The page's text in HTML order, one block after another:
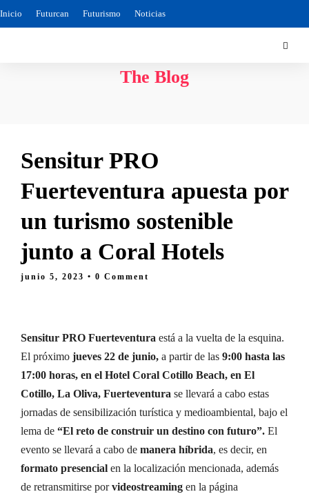
Inicio Futurcan Futurismo Noticias
The Blog
Sensitur PRO
Fuerteventura apuesta por
un turismo sostenible
junto a Coral Hotels
junio 5, 2023 • 0 Comment
Sensitur PRO Fuerteventura está a la vuelta de la esquina.
El próximo jueves 22 de junio, a partir de las 9:00 hasta las
17:00 horas, en el Hotel Coral Cotillo Beach, en El
Cotillo, La Oliva, Fuerteventura se llevará a cabo estas
jornadas de sensibilización turística y medioambiental, bajo el
lema de “El reto de construir un destino con futuro”. El
evento se llevará a cabo de manera híbrida, es decir, en
formato presencial en la localización mencionada, además
de retransmitirse porvideostreaming en la página